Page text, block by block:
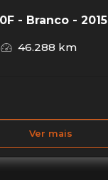
- Branco - 2015
46.288 km
Ver mais